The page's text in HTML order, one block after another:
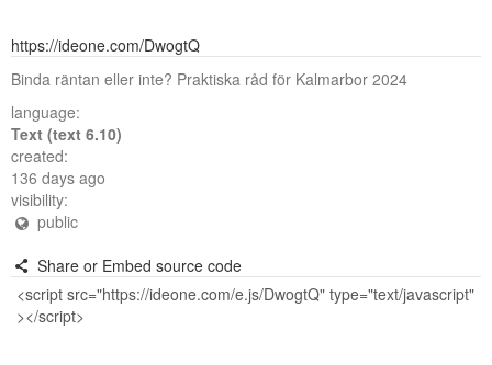
https://ideone.com/DwogtQ
Binda räntan eller inte? Praktiska råd för Kalmarbor 2024
language:
Text (text 6.10)
created:
136 days ago
visibility:
public
Share or Embed source code